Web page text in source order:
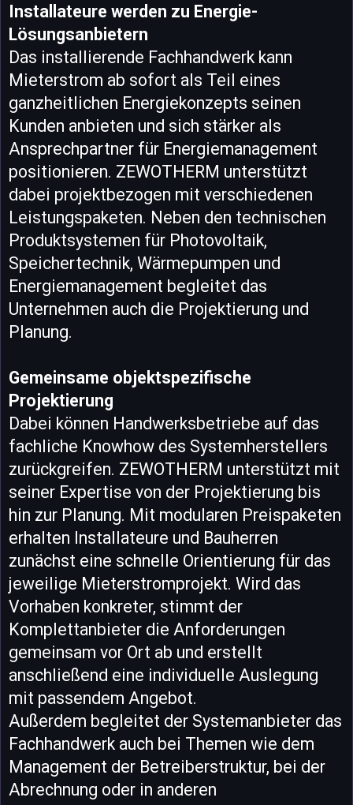
Installateure werden zu Energie-
Lösungsanbietern
Das installierende Fachhandwerk kann
Mieterstrom ab sofort als Teil eines
ganzheitlichen Energiekonzepts seinen
Kunden anbieten und sich stärker als
Ansprechpartner für Energiemanagement
positionieren. ZEWOTHERM unterstützt
dabei projektbezogen mit verschiedenen
Leistungspaketen. Neben den technischen
Produktsystemen für Photovoltaik,
Speichertechnik, Wärmepumpen und
Energiemanagement begleitet das
Unternehmen auch die Projektierung und
Planung.
Gemeinsame objektspezifische
Projektierung
Dabei können Handwerksbetriebe auf das
fachliche Knowhow des Systemherstellers
zurückgreifen. ZEWOTHERM unterstützt mit
seiner Expertise von der Projektierung bis
hin zur Planung. Mit modularen Preispaketen
erhalten Installateure und Bauherren
zunächst eine schnelle Orientierung für das
jeweilige Mieterstromprojekt. Wird das
Vorhaben konkreter, stimmt der
Komplettanbieter die Anforderungen
gemeinsam vor Ort ab und erstellt
anschließend eine individuelle Auslegung
mit passendem Angebot.
Außerdem begleitet der Systemanbieter das
Fachhandwerk auch bei Themen wie dem
Management der Betreiberstruktur, bei der
Abrechnung oder in anderen